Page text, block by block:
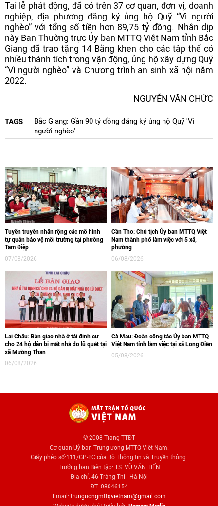
Tại lễ phát động, đã có trên 37 cơ quan, đơn vị, doanh
nghiệp, địa phương đăng ký ủng hộ Quỹ “Vì người
nghèo” với tổng số tiền hơn 89,75 tỷ đồng. Nhân dịp
này Ban Thường trực Ủy ban MTTQ Việt Nam tỉnh Bắc
Giang đã trao tặng 14 Bằng khen cho các tập thể có
nhiều thành tích trong vận động, ủng hộ xây dựng Quỹ
“Vì người nghèo” và Chương trình an sinh xã hội năm
2022.
NGUYỄN VĂN CHỨC
TAGS
Bắc Giang: Gần 90 tỷ đồng đăng ký ủng hộ Quỹ 'Vì
người nghèo'
Tuyên truyền nhân rộng các mô hình
tự quản bảo vệ môi trường tại phường
Tam Điệp
07/08/2026
Cần Thơ: Chủ tịch Ủy ban MTTQ Việt
Nam thành phố làm việc với 5 xã,
phường
06/08/2026
Lai Châu: Bàn giao nhà ở tái định cư
cho 24 hộ dân bị mất nhà do lũ quét tại
xã Mường Than
06/08/2026
Cà Mau: Đoàn công tác Ủy ban MTTQ
Việt Nam tỉnh làm việc tại xã Long Điền
05/08/2026
© 2008 Trang TTĐT
Cơ quan Uỷ ban Trung ương MTTQ Việt Nam.
Giấy phép số:111/GP-BC của Bộ Thông tin và Truyền thông.
Trưởng ban Biên tập: TS. VŨ VĂN TIẾN
Địa chỉ: 46 Tràng Thi - Hà Nội
ĐT: 08046154
Email: trunguongmttqvietnam@gmail.com